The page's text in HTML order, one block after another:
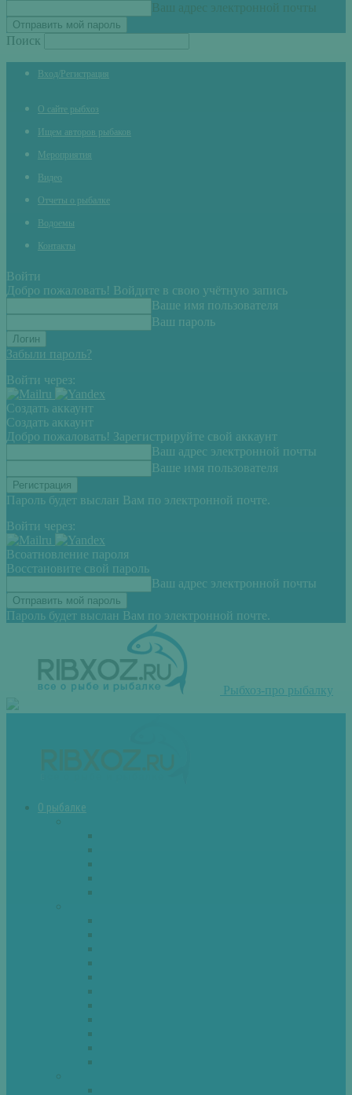
Ваш адрес электронной почты
Поиск
Вход/Регистрация
О сайте рыбхоз
Ищем авторов рыбаков
Мероприятия
Видео
Отчеты о рыбалке
Водоемы
Контакты
Войти
Добро пожаловать! Войдите в свою учётную запись
Ваше имя пользователя
Ваш пароль
Забыли пароль?
Войти через:
Создать аккаунт
Создать аккаунт
Добро пожаловать! Зарегистрируйте свой аккаунт
Ваш адрес электронной почты
Ваше имя пользователя
Пароль будет выслан Вам по электронной почте.
Войти через:
Всоатновление пароля
Восстановите свой пароль
Ваш адрес электронной почты
Пароль будет выслан Вам по электронной почте.
Рыбхоз-про рыбалку
О рыбалке